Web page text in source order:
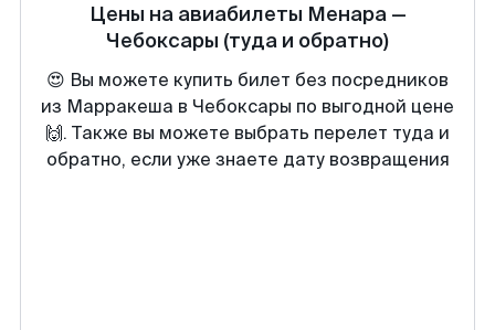
Цены на авиабилеты Менара—
Чебоксары (туда и обратно)
😍 Вы можете купить билет без посредников
из Марракеша в Чебоксары по выгодной цене
🙌. Также вы можете выбрать перелет туда и
обратно, если уже знаете дату возвращения